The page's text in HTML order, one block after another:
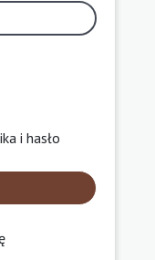
i hasło